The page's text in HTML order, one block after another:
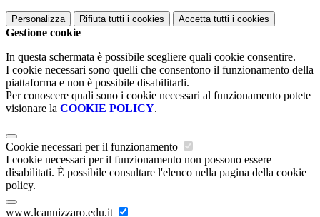
Personalizza Rifiuta tutti i cookies Accetta tutti i cookies
Gestione cookie
In questa schermata è possibile scegliere quali cookie consentire.
I cookie necessari sono quelli che consentono il funzionamento della
piattaforma e non è possibile disabilitarli.
Per conoscere quali sono i cookie necessari al funzionamento potete
visionare la COOKIE POLICY.
Cookie necessari per il funzionamento
I cookie necessari per il funzionamento non possono essere
disabilitati. È possibile consultare l'elenco nella pagina della cookie
policy.
www.lcannizzaro.edu.it